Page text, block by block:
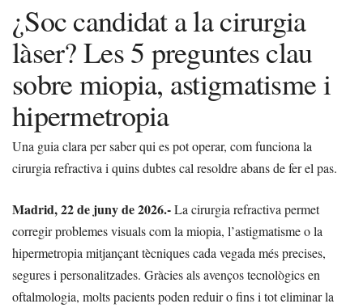
¿Soc candidat a la cirurgia
làser? Les 5 preguntes clau
sobre miopia, astigmatisme i
hipermetropia
Una guia clara per saber qui es pot operar, com funciona la
cirurgia refractiva i quins dubtes cal resoldre abans de fer el pas.
Madrid, 22 de juny de 2026.-La cirurgia refractiva permet
corregir problemes visuals com la miopia, l’astigmatisme o la
hipermetropia mitjançant tècniques cada vegada més precises,
segures i personalitzades. Gràcies als avenços tecnològics en
oftalmologia, molts pacients poden reduir o fins i tot eliminar la